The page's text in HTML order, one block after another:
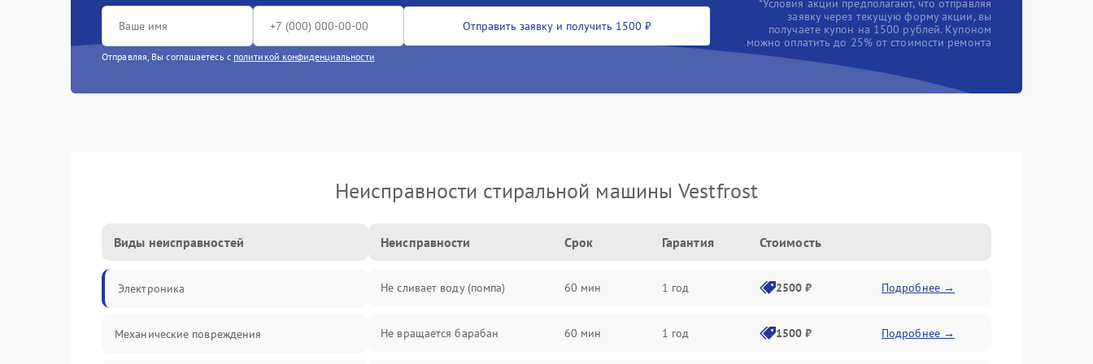
Отправить заявку и получить 1500 ₽
Отправляя, Вы соглашаетесь с политикой конфиденциальности
*Условия акции предполагают, что отправляя
заявку через текущую форму акции, вы
получаете купон на 1500 рублей. Купоном
можно оплатить до 25% от стоимости ремонта
Неисправности стиральной машины Vestfrost
Виды неисправностей
Электроника
Механические повреждения
Неисправности Срок Гарантия Стоимость
Не сливает воду (помпа) 60 мин 1 год 2500 ₽ Подробнее →
Не вращается барабан 60 мин 1 год 1500 ₽ Подробнее →